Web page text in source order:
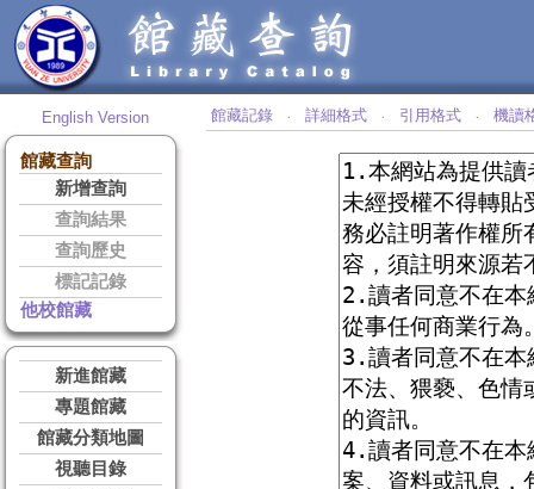
English Version
館藏查詢
新增查詢
查詢結果
查詢歷史
標記記錄
他校館藏
新進館藏
專題館藏
館藏分類地圖
視聽目錄
館藏記錄 ‧ 詳細格式 ‧ 引用格式 ‧ 機讀